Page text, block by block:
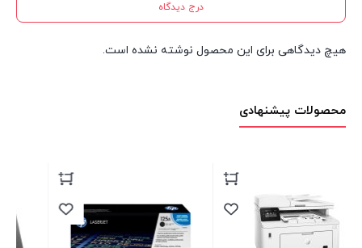
درج دیدگاه
هیچ دیدگاهی برای این محصول نوشته نشده است.
محصولات پیشنهادی